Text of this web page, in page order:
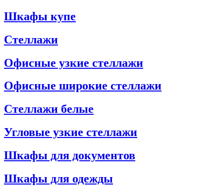
Шкафы купе
Стеллажи
Офисные узкие стеллажи
Офисные широкие стеллажи
Стеллажи белые
Угловые узкие стеллажи
Шкафы для документов
Шкафы для одежды